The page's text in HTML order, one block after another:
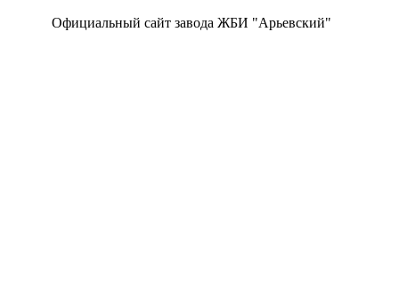
Официальный сайт завода ЖБИ "Арьевский"